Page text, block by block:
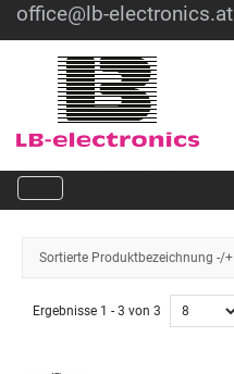
office@lb-electronics.at
Sortierte Produktbezeichnung -/+
Ergebnisse 1 - 3 von 3